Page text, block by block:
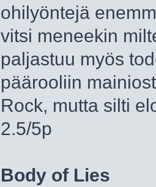
ohilyöntejä
vitsi meneekin
paljastuu myös
päärooliin
Rock, mutta silti
2.5/5p
Body of Lies